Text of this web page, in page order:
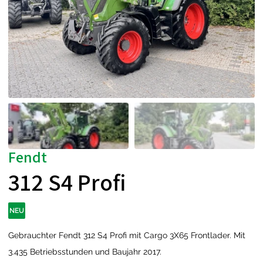
Fendt
312 S4 Profi
NEU
Gebrauchter Fendt 312 S4 Profi mit Cargo 3X65 Frontlader. Mit
3.435 Betriebsstunden und Baujahr 2017.